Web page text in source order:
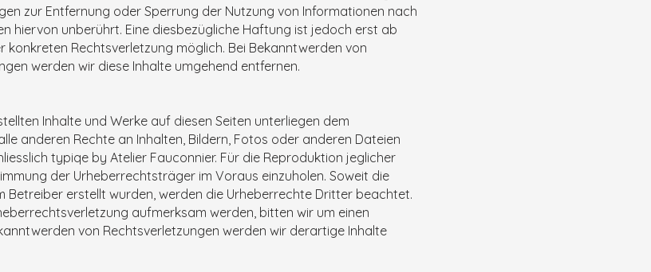
zur Entfernung oder Sperrung der Nutzung von Informationen nach
hiervon unberührt. Eine diesbezügliche Haftung ist jedoch erst ab
konkreten Rechtsverletzung möglich. Bei Bekanntwerden von
werden wir diese Inhalte umgehend entfernen.
Inhalte und Werke auf diesen Seiten unterliegen dem
anderen Rechte an Inhalten, Bildern, Fotos oder anderen Dateien
typiqe by Atelier Fauconnier. Für die Reproduktion jeglicher
der Urheberrechtsträger im Voraus einzuholen. Soweit die
Betreiber erstellt wurden, werden die Urheberrechte Dritter beachtet.
aufmerksam werden, bitten wir um einen
von Rechtsverletzungen werden wir derartige Inhalte